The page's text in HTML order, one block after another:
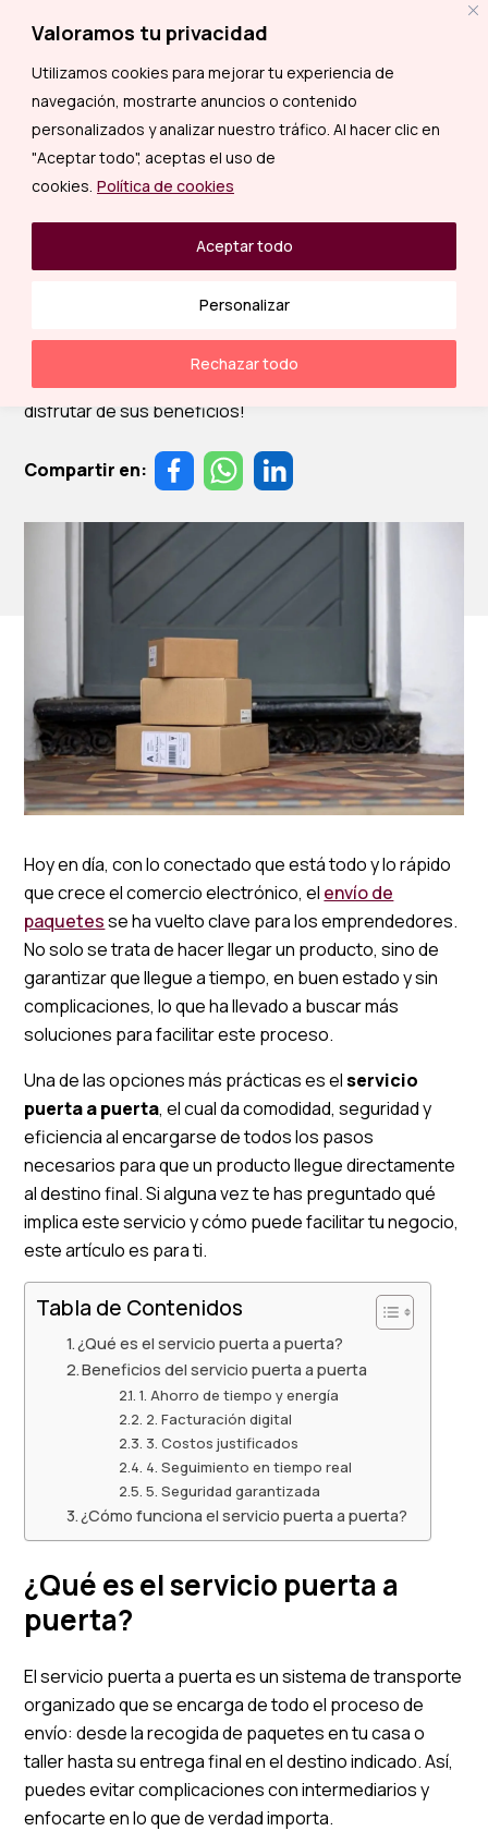
Valoramos tu privacidad
Utilizamos cookies para mejorar tu experiencia de
navegación, mostrarte anuncios o contenido
personalizados y analizar nuestro tráfico. Al hacer clic en
"Aceptar todo", aceptas el uso de
cookies. Política de cookies
Personalizar
Rechazar todo
Aceptar todo
Conoce qué es el servicio
puerta a puerta para tus
envíos
Inicio /Blog Sharf /Logística
puerta a puerta, recibe tus paquetes sin esfuerzo.
¡Conoce más sobre esta solución y empieza a
disfrutar de sus beneficios!
Compartir en:
Hoy en día, con lo conectado que está todo y lo rápido
que crece el comercio electrónico, el envío de
paquetesse ha vuelto clave para los emprendedores.
No solo se trata de hacer llegar un producto, sino de
garantizar que llegue a tiempo, en buen estado y sin
complicaciones, lo que ha llevado a buscar más
soluciones para facilitar este proceso.
Una de las opciones más prácticas es elservicio
puerta a puerta, el cual da comodidad, seguridad y
eficiencia al encargarse de todos los pasos
necesarios para que un producto llegue directamente
al destino final. Si alguna vez te has preguntado qué
implica este servicio y cómo puede facilitar tu negocio,
este artículo es para ti.
Tabla de Contenidos
¿Qué es el servicio puerta a puerta?
Beneficios del servicio puerta a puerta
1. Ahorro de tiempo y energía
2. Facturación digital
3. Costos justificados
4. Seguimiento en tiempo real
5. Seguridad garantizada
¿Cómo funciona el servicio puerta a puerta?
¿Qué es el servicio puerta a
puerta?
El servicio puerta a puerta es un sistema de transporte
organizado que se encarga de todo el proceso de
envío: desde la recogida de paquetes en tu casa o
taller hasta su entrega final en el destino indicado. Así,
puedes evitar complicaciones con intermediarios y
enfocarte en lo que de verdad importa.